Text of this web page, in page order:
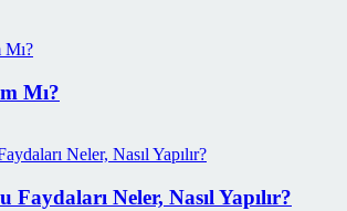
Mı?
Neler, Nasıl Yapılır?